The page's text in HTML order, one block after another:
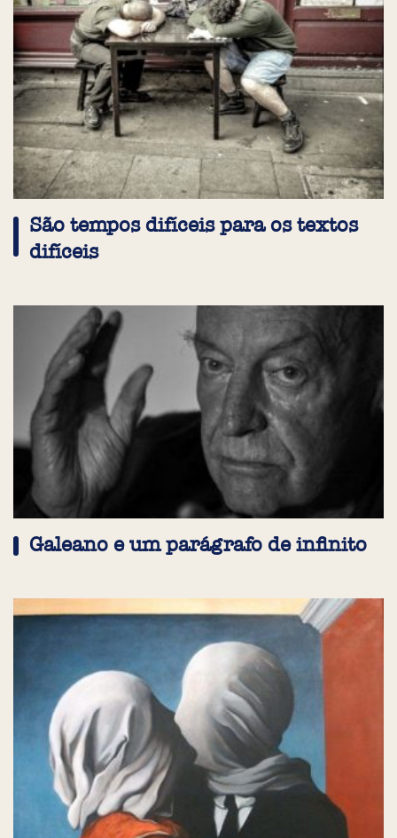
São tempos difíceis para os textos
difíceis
Galeano e um parágrafo de infinito